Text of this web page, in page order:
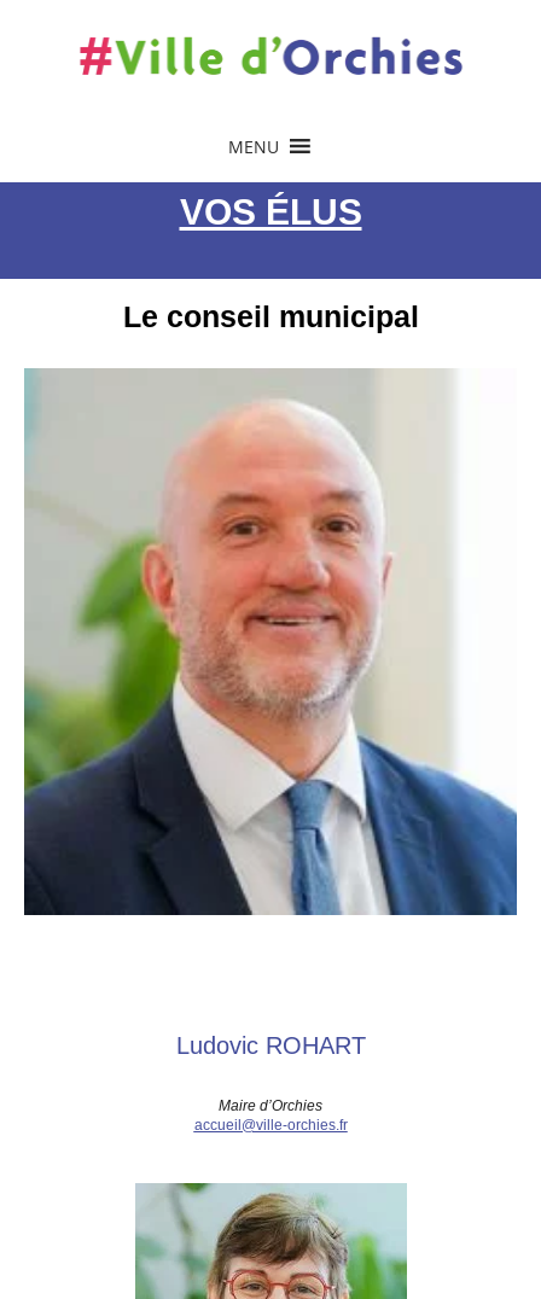
MENU
VOS ÉLUS
Le conseil municipal
Ludovic ROHART
Maire d’Orchies
accueil@ville-orchies.fr